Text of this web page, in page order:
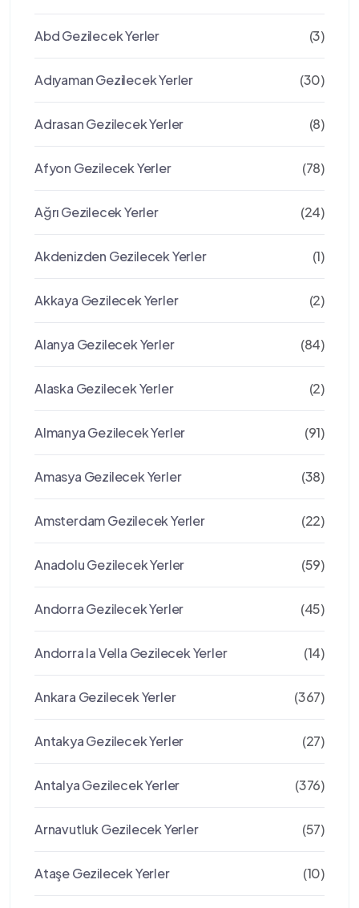
Abd Gezilecek Yerler (3)
Adıyaman Gezilecek Yerler (30)
Adrasan Gezilecek Yerler (8)
Afyon Gezilecek Yerler (78)
Ağrı Gezilecek Yerler (24)
Akdenizden Gezilecek Yerler (1)
Akkaya Gezilecek Yerler (2)
Alanya Gezilecek Yerler (84)
Alaska Gezilecek Yerler (2)
Almanya Gezilecek Yerler (91)
Amasya Gezilecek Yerler (38)
Amsterdam Gezilecek Yerler (22)
Anadolu Gezilecek Yerler (59)
Andorra Gezilecek Yerler (45)
Andorra la Vella Gezilecek Yerler (14)
Ankara Gezilecek Yerler (367)
Antakya Gezilecek Yerler (27)
Antalya Gezilecek Yerler (376)
Arnavutluk Gezilecek Yerler (57)
Ataşe Gezilecek Yerler (10)